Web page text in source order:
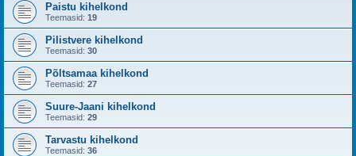
Paistu kihelkond
Teemasid: 19
Pilistvere kihelkond
Teemasid: 30
Põltsamaa kihelkond
Teemasid: 27
Suure-Jaani kihelkond
Teemasid: 29
Tarvastu kihelkond
Teemasid: 36